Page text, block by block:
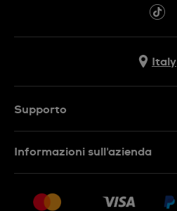
Italy
Supporto
Informazioni sull'azienda
Lavora con noi